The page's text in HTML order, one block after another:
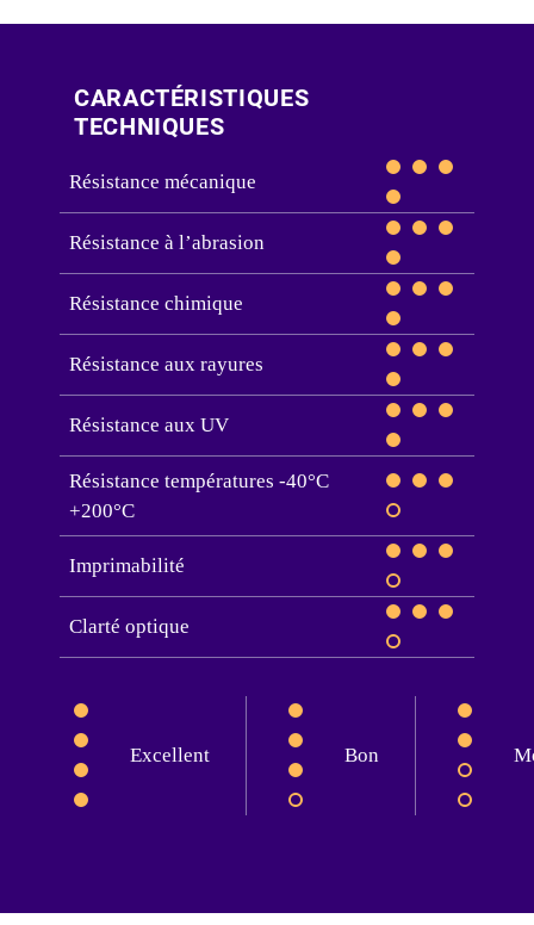
CARACTÉRISTIQUES
TECHNIQUES
Résistance mécanique
Résistance à l’abrasion
Résistance chimique
Résistance aux rayures
Résistance aux UV
Résistance températures -40°C
+200°C
Imprimabilité
Clarté optique
Excellent Bon